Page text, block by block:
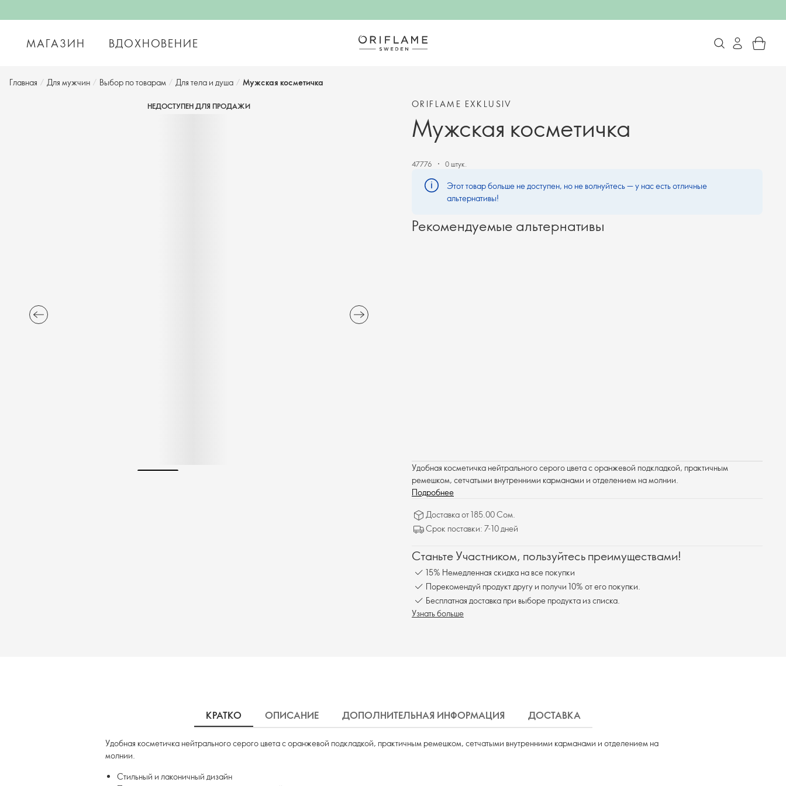
МАГАЗИН ВДОХНОВЕНИЕ
Главная / Для мужчин / Выбор по товарам / Для тела и душа / Мужская косметичка
НЕДОСТУПЕН ДЛЯ ПРОДАЖИ ORIFLAME EXKLUSIV
Мужская косметичка
47776 0 штук.
Этот товар больше не доступен, но не волнуйтесь — у нас есть отличные
альтернативы!
Рекомендуемые альтернативы
Удобная косметичка нейтрального серого цвета с оранжевой подкладкой, практичным
ремешком, сетчатыми внутренними карманами и отделением на молнии.
Подробнее
Доставка от 185.00 Сом.
Срок поставки: 7-10 дней
Станьте Участником, пользуйтесь преимуществами!
15% Немедленная скидка на все покупки
Порекомендуй продукт другу и получи 10% от его покупки.
Бесплатная доставка при выборе продукта из списка.
Узнать больше
КРАТКО ОПИСАНИЕ ДОПОЛНИТЕЛЬНАЯ ИНФОРМАЦИЯ ДОСТАВКА
Удобная косметичка нейтрального серого цвета с оранжевой подкладкой, практичным ремешком, сетчатыми внутренними карманами и отделением на
молнии.
Стильный и лаконичный дизайн